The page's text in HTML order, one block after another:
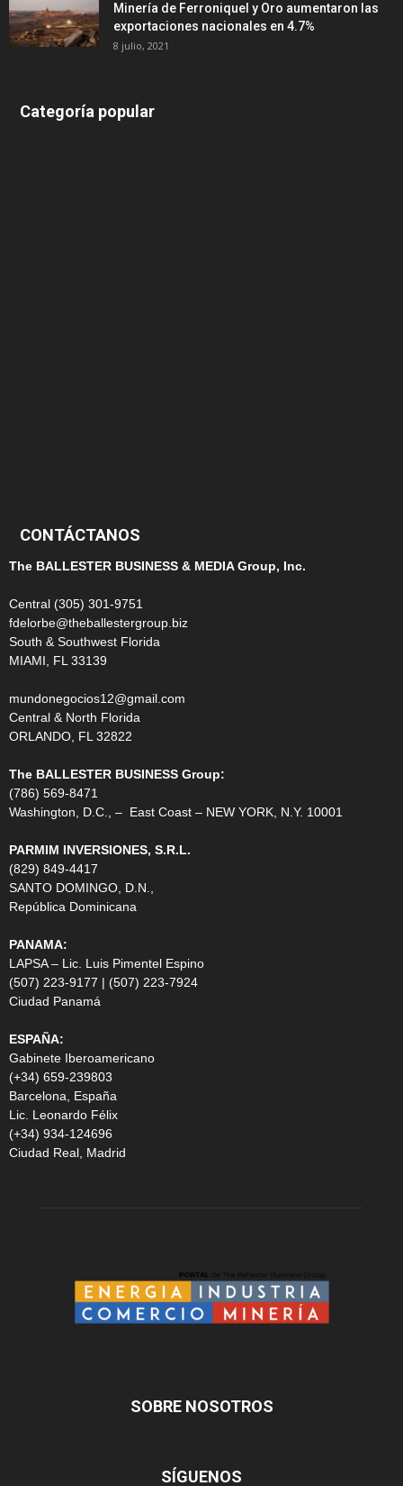
Minería de Ferroniquel y Oro aumentaron las
exportaciones nacionales en 4.7%
8 julio, 2021
Categoría popular
CONTÁCTANOS
The BALLESTER BUSINESS & MEDIA Group, Inc.
Central (305) 301-9751
fdelorbe@theballestergroup.biz
South & Southwest Florida
MIAMI, FL 33139
mundonegocios12@gmail.com
Central & North Florida
ORLANDO, FL 32822
The BALLESTER BUSINESS Group:
(786) 569-8471
Washington, D.C., – East Coast – NEW YORK, N.Y. 10001
PARMIM INVERSIONES, S.R.L.
(829) 849-4417
SANTO DOMINGO, D.N.,
República Dominicana
PANAMA:
LAPSA – Lic. Luis Pimentel Espino
(507) 223-9177 | (507) 223-7924
Ciudad Panamá
ESPAÑA:
Gabinete Iberoamericano
(+34) 659-239803
Barcelona, España
Lic. Leonardo Félix
(+34) 934-124696
Ciudad Real, Madrid
SOBRE NOSOTROS
SÍGUENOS